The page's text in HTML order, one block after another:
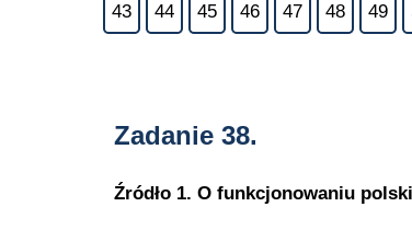
43 44 45 46 47 48 49
Zadanie 38.
Źródło 1. O funkcjonowaniu